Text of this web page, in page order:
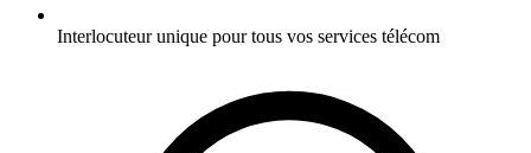
Interlocuteur unique pour tous vos services télécom